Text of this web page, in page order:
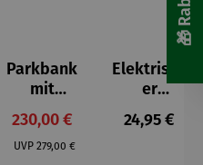
Parkbank
mit
Ablagefac
h
FERRARA
Verkaufspreis:
230,00 €
UVP Regulärer Preis:
279,00 €
Elektrisch
er
Handwär
mer
Regulärer
24,95 €